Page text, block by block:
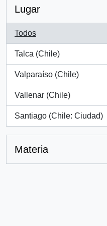
Lugar
Todos
Talca (Chile)
, 2 resultados
Valparaíso (Chile)
, 1 resultados
Vallenar (Chile)
, 1 resultados
Santiago (Chile: Ciudad)
, 1 resultados
Materia